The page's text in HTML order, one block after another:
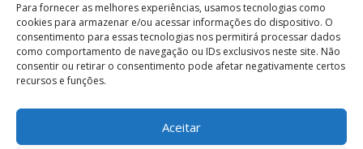
Para fornecer as melhores experiências, usamos tecnologias como
cookies para armazenar e/ou acessar informações do dispositivo. O
consentimento para essas tecnologias nos permitirá processar dados
como comportamento de navegação ou IDs exclusivos neste site. Não
consentir ou retirar o consentimento pode afetar negativamente certos
recursos e funções.
Aceitar